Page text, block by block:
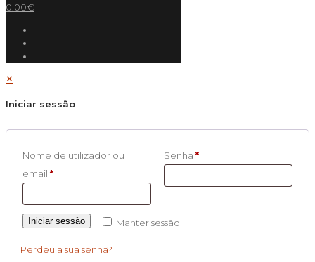
0.00€
✕
Iniciar sessão
Nome de utilizador ou
email *
Senha *
Manter sessão
Iniciar sessão
Perdeu a sua senha?